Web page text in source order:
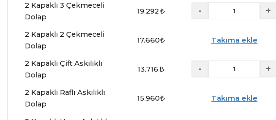
2 Kapaklı 3 Çekmeceli
Dolap
19.292₺ - +
2 Kapaklı 2 Çekmeceli
Dolap
17.660₺ Takıma ekle
2 Kapaklı Çift Askılıklı
Dolap
13.716₺ - +
2 Kapaklı Raflı Askılıklı
Dolap
15.960₺ Takıma ekle